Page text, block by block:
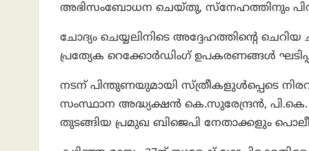
അഭിസംബോധന ചെയ്തു, സ്നേഹത്തിനും
ചോദ്യം ചെയ്യലിനിടെ അദ്ദേഹത്തിന്റെ
പ്രത്യേക റെക്കോർഡിംഗ് ഉപകരണങ്ങൾ
നടന് പിന്തുണയുമായി സ്ത്രീകളുൾപ്പെടെ
സംസ്ഥാന അദ്ധ്യക്ഷൻ കെ.സുരേന്ദ്രൻ,
തുടങ്ങിയ പ്രമുഖ ബിജെപി നേതാക്കളും